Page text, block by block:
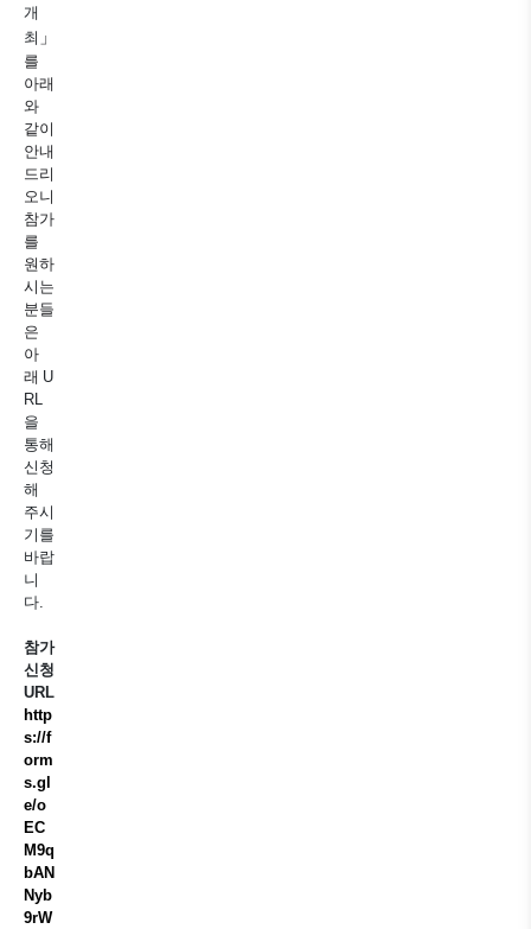
개
최 」
를
아래
와
같이
안내
드리
오니
참가
를
원하
시는
분들
은
아
래 U
RL
을
통해
신청
해
주시
기를
바랍
니
다.
참가
신청
URL
http
s://f
orm
s.gl
e/o
EC
M9q
bAN
Nyb
9rW